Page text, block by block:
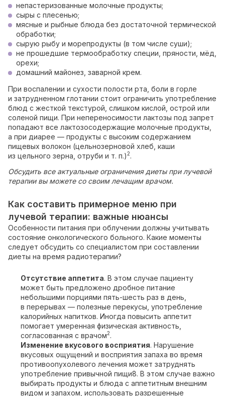
непастеризованные молочные продукты;
сыры с плесенью;
мясные и рыбные блюда без достаточной термической
обработки;
сырую рыбу и морепродукты (в том числе суши);
не прошедшие термообработку специи, пряности, мёд,
орехи;
домашний майонез, заварной крем.
При воспалении и сухости полости рта, боли в горле
и затрудненном глотании стоит ограничить употребление
блюд с жесткой текстурой, слишком кислой, острой или
соленой пищи. При непереносимости лактозы под запрет
попадают все лактозосодержащие молочные продукты,
а при диарее — продукты с высоким содержанием
пищевых волокон (цельнозерновой хлеб, каши
из цельного зерна, отруби и т. п.)2.
Обсудить все актуальные ограничения диеты при лучевой
терапии вы можете со своим лечащим врачом.
Как составить примерное меню при
лучевой терапии: важные нюансы
Особенности питания при облучении должны учитывать
состояние онкологического больного. Какие моменты
следует обсудить со специалистом при составлении
диеты на время радиотерапии?
Отсутствие аппетита. В этом случае пациенту
может быть предложено дробное питание
небольшими порциями пять-шесть раз в день,
в перерывах — полезные перекусы, употребление
калорийных напитков. Иногда повысить аппетит
помогает умеренная физическая активность,
согласованная с врачом2.
Изменение вкусового восприятия. Нарушение
вкусовых ощущений и восприятия запаха во время
противоопухолевого лечения может затруднять
употребление привычной пищи8. В этом случае важно
выбирать продукты и блюда с аппетитным внешним
видом и запахом, использовать разрешенные